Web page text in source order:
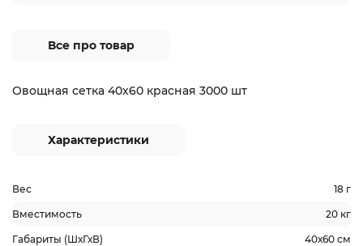
Все про товар
Овощная сетка 40х60 красная 3000 шт
Характеристики
Вес 18 г
Вместимость 20 кг
Габариты (ШхГхВ) 40х60 см